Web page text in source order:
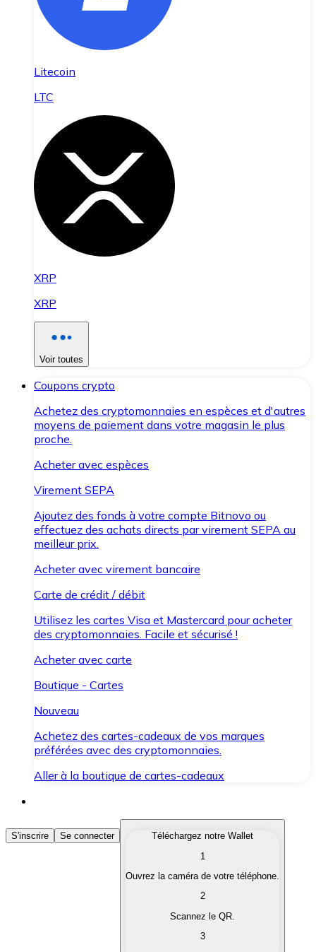
Litecoin
LTC
XRP
XRP
Voir toutes
Coupons crypto
Achetez des cryptomonnaies en espèces et d'autres
moyens de paiement dans votre magasin le plus
proche.
Acheter avec espèces
Virement SEPA
Ajoutez des fonds à votre compte Bitnovo ou
effectuez des achats directs par virement SEPA au
meilleur prix.
Acheter avec virement bancaire
Carte de crédit / débit
Utilisez les cartes Visa et Mastercard pour acheter
des cryptomonnaies. Facile et sécurisé !
Acheter avec carte
Boutique - Cartes
Nouveau
Achetez des cartes-cadeaux de vos marques
préférées avec des cryptomonnaies.
Aller à la boutique de cartes-cadeaux
Acheter des Cryptomonnaies
Achetez les cryptomonnaies qui vous intéressent
Convertissez vos cryptomonnaies en monnaie
S'inscrire Se connecter
Téléchargez notre Wallet
1
Ouvrez la caméra de votre téléphone.
2
Scannez le QR.
3